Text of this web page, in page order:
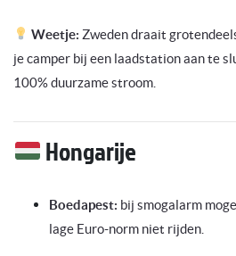
Weetje: Zweden draait
je camper bij een laadstation aan te
100% duurzame stroom.
Hongarije
Boedapest: bij smogalarm
lage Euro-norm niet rijden.